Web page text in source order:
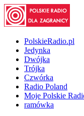
PolskieRadio.pl
Jedynka
Dwójka
Trójka
Czwórka
Radio Poland
Moje Polskie
ramówka